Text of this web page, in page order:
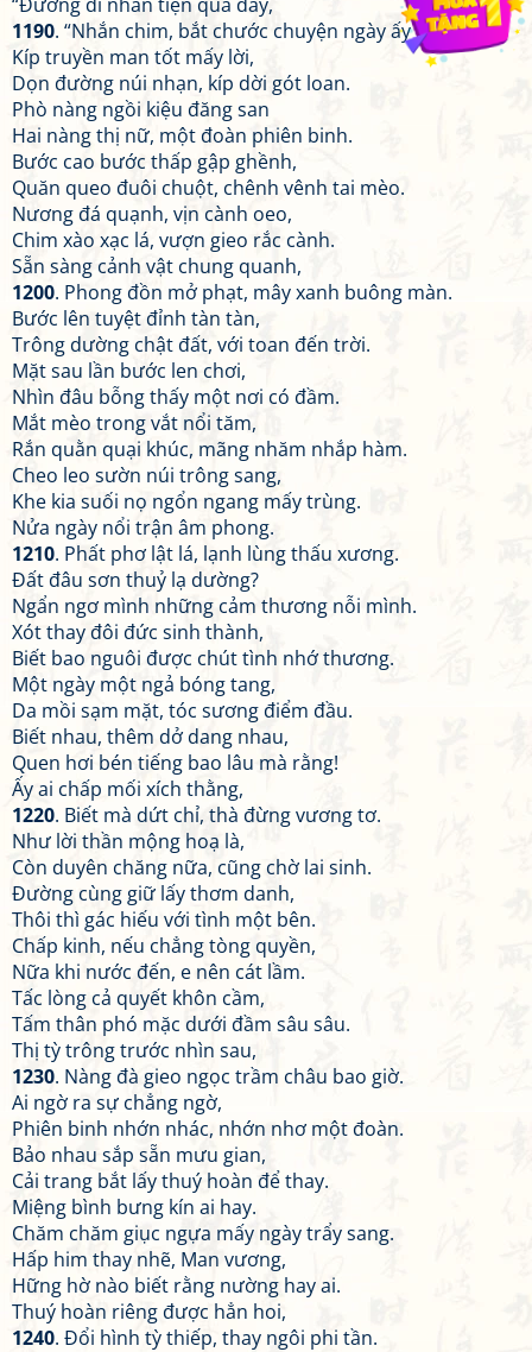
1190. “Nhắn chim, bắt chước chuyện ngày ấy chơi.”
Kíp truyền man tốt mấy lời,
Dọn đường núi nhạn, kíp dời gót loan.
Phò nàng ngồi kiệu đăng san
Hai nàng thị nữ, một đoàn phiên binh.
Bước cao bước thấp gập ghềnh,
Quăn queo đuôi chuột, chênh vênh tai mèo.
Nương đá quạnh, vịn cành oeo,
Chim xào xạc lá, vượn gieo rắc cành.
Sẵn sàng cảnh vật chung quanh,
1200. Phong đồn mở phạt, mây xanh buông màn.
Bước lên tuyệt đỉnh tàn tàn,
Trông dường chật đất, với toan đến trời.
Mặt sau lần bước len chơi,
Nhìn đâu bỗng thấy một nơi có đầm.
Mắt mèo trong vắt nổi tăm,
Rắn quằn quại khúc, mãng nhăm nhắp hàm.
Cheo leo sườn núi trông sang,
Khe kia suối nọ ngổn ngang mấy trùng.
Nửa ngày nổi trận âm phong.
1210. Phất phơ lật lá, lạnh lùng thấu xương.
Đất đâu sơn thuỷ lạ dường?
Ngẩn ngơ mình những cảm thương nỗi mình.
Xót thay đôi đức sinh thành,
Biết bao nguôi được chút tình nhớ thương.
Một ngày một ngả bóng tang,
Da mồi sạm mặt, tóc sương điểm đầu.
Biết nhau, thêm dở dang nhau,
Quen hơi bén tiếng bao lâu mà rằng!
Ấy ai chấp mối xích thằng,
1220. Biết mà dứt chỉ, thà đừng vương tơ.
Như lời thần mộng hoạ là,
Còn duyên chăng nữa, cũng chờ lai sinh.
Đường cùng giữ lấy thơm danh,
Thôi thì gác hiếu với tình một bên.
Chấp kinh, nếu chẳng tòng quyền,
Nữa khi nước đến, e nên cát lầm.
Tấc lòng cả quyết khôn cầm,
Tấm thân phó mặc dưới đầm sâu sâu.
Thị tỳ trông trước nhìn sau,
1230. Nàng đà gieo ngọc trầm châu bao giờ.
Ai ngờ ra sự chẳng ngờ,
Phiên binh nhớn nhác, nhớn nhơ một đoàn.
Bảo nhau sắp sẵn mưu gian,
Cải trang bắt lấy thuý hoàn để thay.
Miệng bình bưng kín ai hay.
Chăm chăm giục ngựa mấy ngày trẩy sang.
Hấp him thay nhẽ, Man vương,
Hững hờ nào biết rằng nường hay ai.
Thuý hoàn riêng được hẳn hoi,
1240. Đổi hình tỳ thiếp, thay ngôi phi tần.